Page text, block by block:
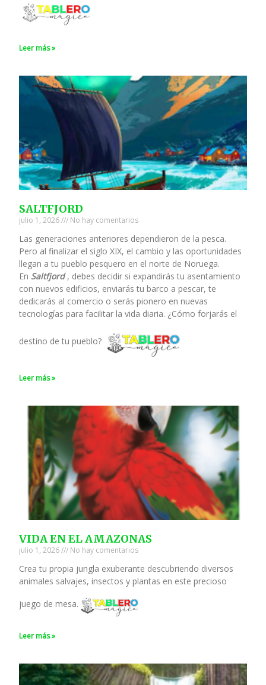
Leer más »
SALTFJORD
julio 1, 2026 No hay comentarios
Las generaciones anteriores dependieron de la pesca.
Pero al finalizar el siglo XIX, el cambio y las oportunidades
llegan a tu pueblo pesquero en el norte de Noruega.
En Saltfjord, debes decidir si expandirás tu asentamiento
con nuevos edificios, enviarás tu barco a pescar, te
dedicarás al comercio o serás pionero en nuevas
tecnologías para facilitar la vida diaria. ¿Cómo forjarás el
destino de tu pueblo?
Leer más »
VIDA EN EL AMAZONAS
julio 1, 2026 No hay comentarios
Crea tu propia jungla exuberante descubriendo diversos
animales salvajes, insectos y plantas en este precioso
juego de mesa.
Leer más »